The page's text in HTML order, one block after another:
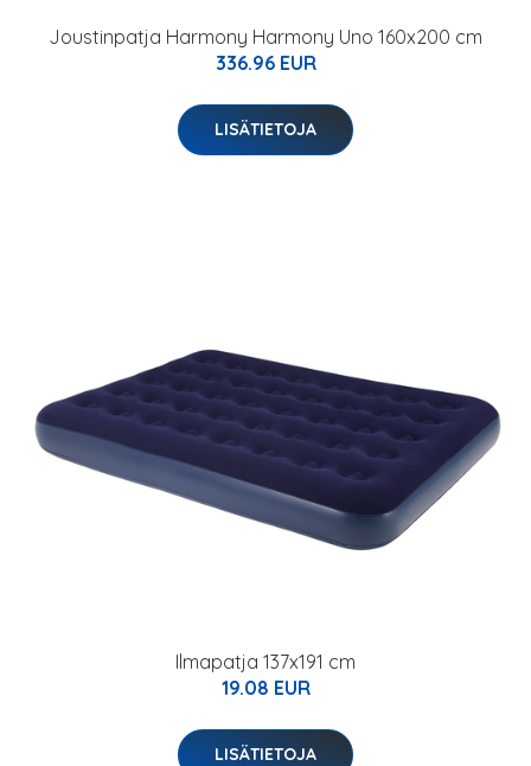
Joustinpatja Harmony Harmony Uno 160x200 cm
336.96 EUR
LISÄTIETOJA
Ilmapatja 137x191 cm
19.08 EUR
LISÄTIETOJA